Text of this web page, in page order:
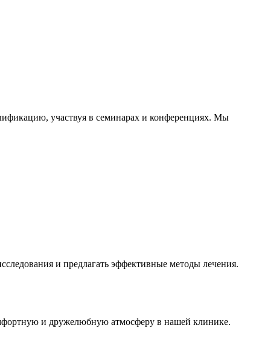
участвуя в семинарах и конференциях. Мы
и предлагать эффективные методы лечения.
и дружелюбную атмосферу в нашей клинике.